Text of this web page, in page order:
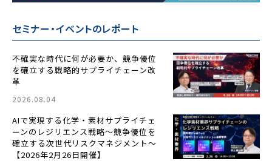
セミナー・イベントのレポート
不確実な時代に何が必要か、競争優位
を確立する戦略的サプライチェーン改
革
2026.08.04
AIで実現する化学・素材サプライチェ
ーンのレジリエンス戦略〜競争優位を
確立する次世代リスクマネジメント〜
【2026年2月26日開催】